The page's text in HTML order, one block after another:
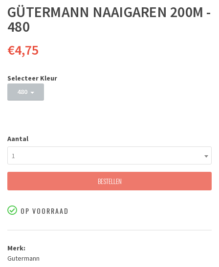
GÜTERMANN NAAIGAREN 200M -
480
€4,75
Selecteer Kleur
480
Aantal
1
BESTELLEN
OP VOORRAAD
Merk:
Gutermann